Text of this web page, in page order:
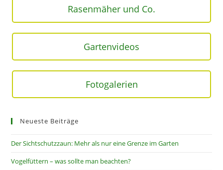
Rasenmäher und Co.
Gartenvideos
Fotogalerien
Neueste Beiträge
Der Sichtschutzzaun: Mehr als nur eine Grenze im Garten
Vogelfüttern – was sollte man beachten?